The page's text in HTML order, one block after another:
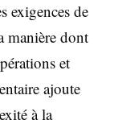
exigences de
manière dont
et
ajoute
à la